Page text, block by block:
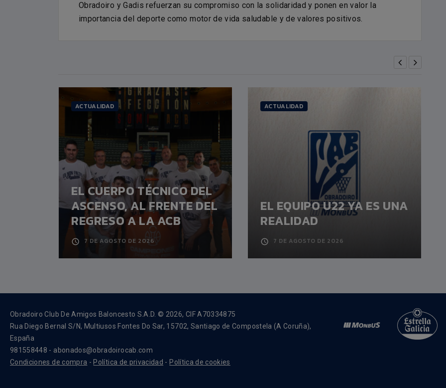
Obradoiro y Gadis refuerzan su compromiso con la solidaridad y ponen en valor la
importancia del deporte como motor de vida saludable y de valores positivos.
ACTUALIDAD
EL CUERPO TÉCNICO DEL
ASCENSO, AL FRENTE DEL
REGRESO A LA ACB
7 DE AGOSTO DE 2026
ACTUALIDAD
EL EQUIPO U22 YA ES UNA
REALIDAD
7 DE AGOSTO DE 2026
Obradoiro Club De Amigos Baloncesto S.A.D. © 2026, CIF A70334875
Rua Diego Bernal S/N, Multiusos Fontes Do Sar, 15702, Santiago de Compostela (A Coruña),
España
981558448 - abonados@obradoirocab.com
Condiciones de compra - Política de privacidad - Política de cookies